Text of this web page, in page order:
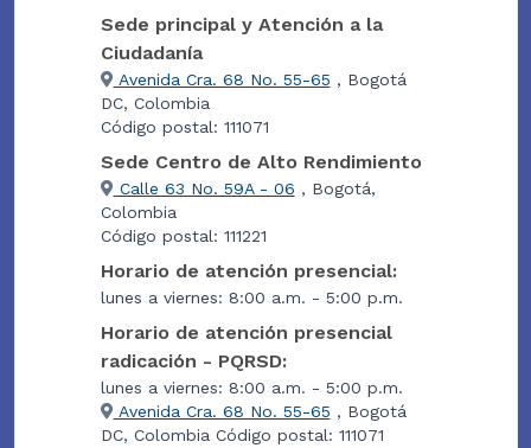
Sede principal y Atención a la
Ciudadanía
Avenida Cra. 68 No. 55-65 , Bogotá
DC, Colombia
Código postal: 111071
Sede Centro de Alto Rendimiento
Calle 63 No. 59A - 06 , Bogotá,
Colombia
Código postal: 111221
Horario de atención presencial:
lunes a viernes: 8:00 a.m. - 5:00 p.m.
Horario de atención presencial
radicación - PQRSD:
lunes a viernes: 8:00 a.m. - 5:00 p.m.
Avenida Cra. 68 No. 55-65 , Bogotá
DC, Colombia Código postal: 111071